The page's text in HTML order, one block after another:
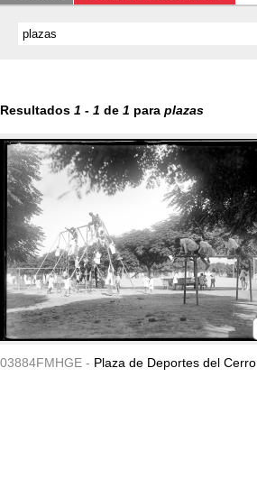
Resultados 1 - 1 de 1 para plazas
03884FMHGE - Plaza de Deportes del Cerro.